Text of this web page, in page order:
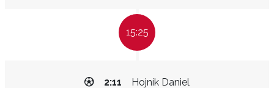
15:25
Hojník Daniel
2:11